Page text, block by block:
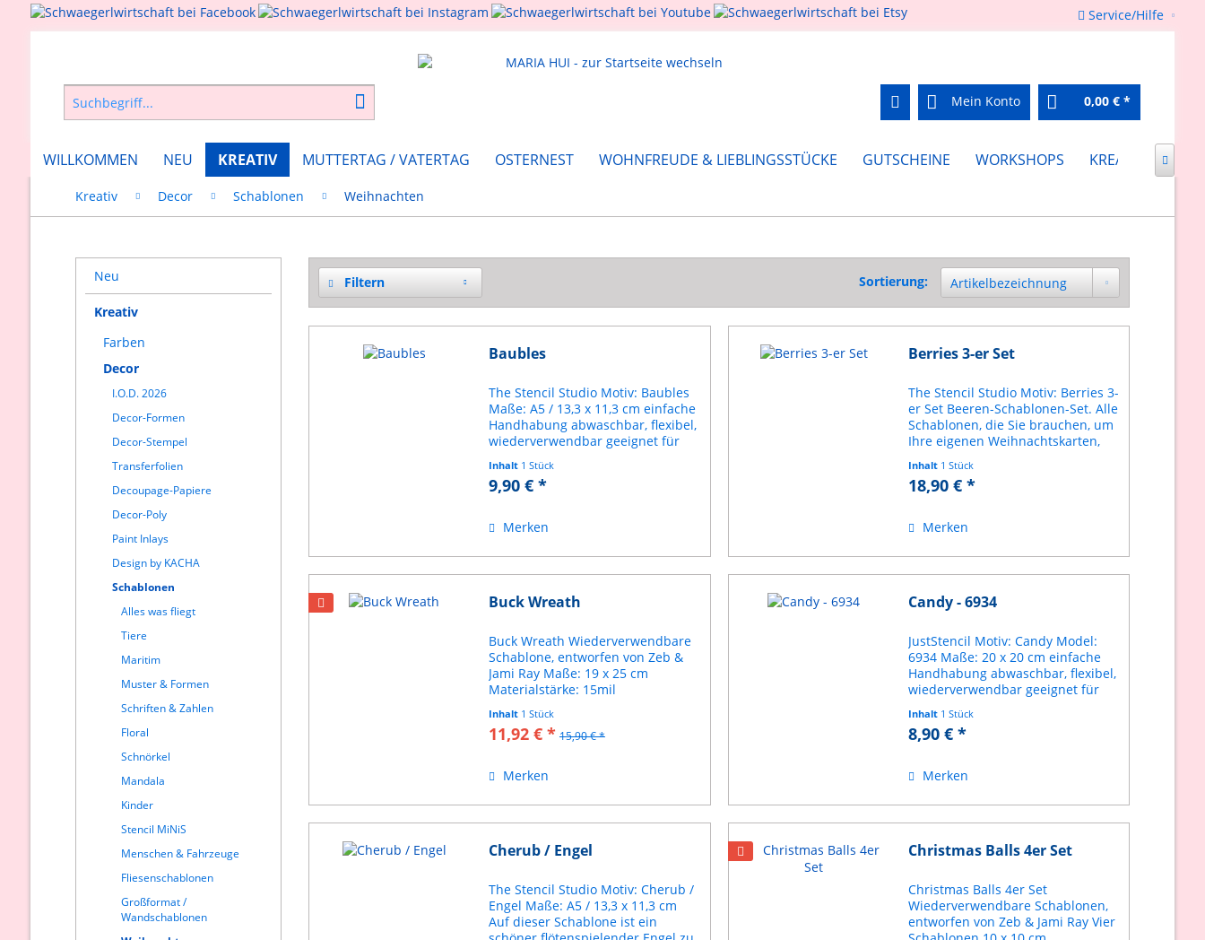
Service/Hilfe
Mein Konto 0,00 € *
WILLKOMMEN NEU KREATIV MUTTERTAG / VATERTAG OSTERNEST WOHNFREUDE & LIEBLINGSSTÜCKE GUTSCHEINE WORKSHOPS KREATIV FEIERN

Kreativ Decor Schablonen Weihnachten
Neu
Kreativ
Farben
Decor
I.O.D. 2026
Decor-Formen
Decor-Stempel
Transferfolien
Decoupage-Papiere
Decor-Poly
Paint Inlays
Design by KACHA
Schablonen
Alles was fliegt
Tiere
Maritim
Muster & Formen
Schriften & Zahlen
Floral
Schnörkel
Mandala
Kinder
Stencil MiNiS
Menschen & Fahrzeuge
Fliesenschablonen
Großformat /
Wandschablonen
Filtern Sortierung:
Baubles
The Stencil Studio Motiv: Baubles
Maße: A5 / 13,3 x 11,3 cm einfache
Handhabung abwaschbar, flexibel,
wiederverwendbar geeignet für
etc. Schablone aus haltbarem
Mylar Anleitung inklusive
Inhalt 1 Stück
9,90 € *
Merken
Berries 3-er Set
The Stencil Studio Motiv: Berries 3-
er Set Beeren-Schablonen-Set. Alle
Schablonen, die Sie brauchen, um
Ihre eigenen Weihnachtskarten,
Geschenkpapier zu gestalten.
Dieses Set besteht aus: 1 x
Inhalt 1 Stück
18,90 € *
Merken
Buck Wreath
Buck Wreath Wiederverwendbare
Schablone, entworfen von Zeb &
Jami Ray Maße: 19 x 25 cm
Materialstärke: 15mil
Inhalt 1 Stück
11,92 € * 15,90 € *
Merken
Candy - 6934
JustStencil Motiv: Candy Model:
6934 Maße: 20 x 20 cm einfache
Handhabung abwaschbar, flexibel,
wiederverwendbar geeignet für
etc. Schablone aus haltbarem
Mylar
Inhalt 1 Stück
8,90 € *
Merken
Cherub / Engel
The Stencil Studio Motiv: Cherub /
Engel Maße: A5 / 13,3 x 11,3 cm
Auf dieser Schablone ist ein
Christmas Balls 4er Set
Christmas Balls 4er Set
Wiederverwendbare Schablonen,
entworfen von Zeb & Jami Ray Vier